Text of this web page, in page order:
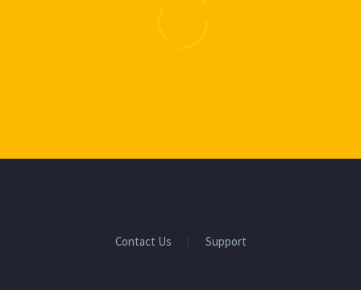
Contact Us Support